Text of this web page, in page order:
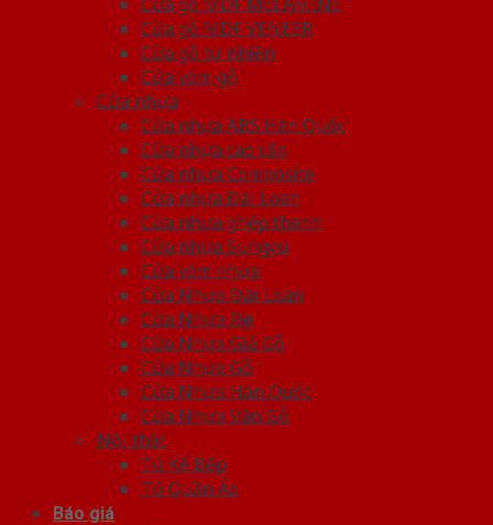
Cửa gỗ MDF VENEER
Cửa gỗ tự nhiên
Cửa vòm gỗ
Cửa nhựa
Cửa nhựa ABS Hàn Quốc
Cửa nhựa cao cấp
Cửa nhựa Composite
Cửa nhựa Đài Loan
Cửa nhựa ghép thanh
Cửa nhựa Sungyu
Cửa vòm nhựa
Cửa Nhựa Đài Loan
Cửa Nhựa Đẹp
Cửa Nhựa Giả Gỗ
Cửa Nhựa Gỗ
Cửa Nhựa Hàn Quốc
Cửa Nhựa Vân Gỗ
Nội thất
Tủ Kệ Bếp
Tủ Quần Áo
Báo giá